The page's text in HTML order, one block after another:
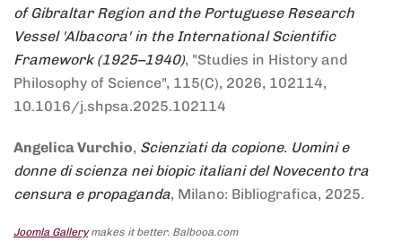
of Gibraltar Region and the Portuguese Research
Vessel 'Albacora' in the International Scientific
Framework (1925–1940), "Studies in History and
Philosophy of Science", 115(C), 2026, 102114,
10.1016/j.shpsa.2025.102114
Angelica Vurchio, Scienziati da copione. Uomini e
donne di scienza nei biopic italiani del Novecento tra
censura e propaganda, Milano: Bibliografica, 2025.
Joomla Gallerymakes it better. Balbooa.com